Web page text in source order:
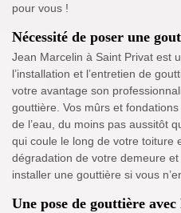
pour vous !
Nécessité de poser une
Jean Marcelin à Saint Privat est
l’installation et l’entretien de
votre avantage son
gouttière. Vos mûrs et
de l’eau, du moins pas aussitôt
qui coule le long de votre toiture
dégradation de votre demeure
installer une gouttière si vous
Une pose de gouttière